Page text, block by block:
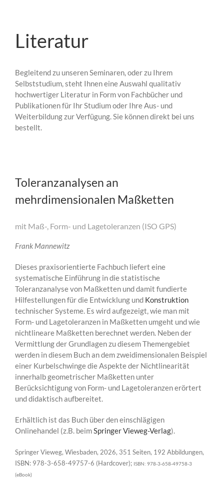
Literatur
Begleitend zu unseren Seminaren, oder zu Ihrem
Selbststudium, steht Ihnen eine Auswahl qualitativ
hochwertiger Literatur in Form von Fachbücher und
Publikationen für Ihr Studium oder Ihre Aus- und
Weiterbildung zur Verfügung. Sie können direkt bei uns
bestellt.
Toleranzanalysen an
mehrdimensionalen Maßketten
mit Maß-, Form- und Lagetoleranzen (ISO GPS)
Frank Mannewitz
Dieses praxisorientierte Fachbuch liefert eine
systematische Einführung in die statistische
Toleranzanalyse von Maßketten und damit fundierte
Hilfestellungen für die Entwicklung und Konstruktion
technischer Systeme. Es wird aufgezeigt, wie man mit
Form- und Lagetoleranzen in Maßketten umgeht und wie
nichtlineare Maßketten berechnet werden. Neben der
Vermittlung der Grundlagen zu diesem Themengebiet
werden in diesem Buch an dem zweidimensionalen Beispiel
einer Kurbelschwinge die Aspekte der Nichtlinearität
innerhalb geometrischer Maßketten unter
Berücksichtigung von Form- und Lagetoleranzen erörtert
und didaktisch aufbereitet.
Erhältlich ist das Buch über den einschlägigen
Onlinehandel (z.B. beimSpringer Vieweg-Verlag).
Springer Vieweg, Wiesbaden, 2026, 351 Seiten, 192 Abbildungen,
ISBN: 978-3-658-49757-6 (Hardcover); ISBN: 978-3-658-49758-3
(eBook)